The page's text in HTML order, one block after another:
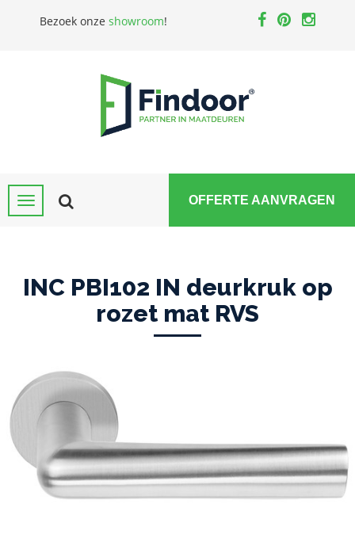
Bezoek onze showroom!
OFFERTE AANVRAGEN
INC PBI102 IN deurkruk op
rozet mat RVS